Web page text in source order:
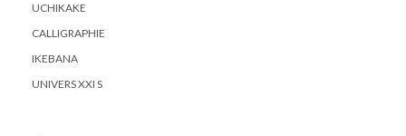
UCHIKAKE
CALLIGRAPHIE
IKEBANA
UNIVERS XXI S